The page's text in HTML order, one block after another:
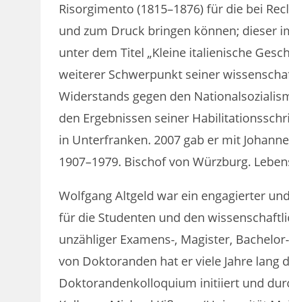
Risorgimento (1815–1876) für die bei
und zum Druck bringen können; dieser
unter dem Titel „Kleine italienische
weiterer Schwerpunkt seiner
Widerstands gegen den
den Ergebnissen seiner
in Unterfranken. 2007 gab er mit
1907–1979. Bischof von Würzburg.
Wolfgang Altgeld war ein engagierter
für die Studenten und den
unzähliger Examens-, Magister,
von Doktoranden hat er viele Jahre lang
Doktorandenkolloquium initiiert und